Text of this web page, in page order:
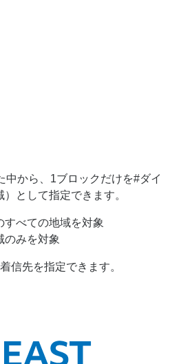
から、1ブロックだけを#ダイ
として指定できます。
べての地域を対象
のみを対象
信先を指定できます。